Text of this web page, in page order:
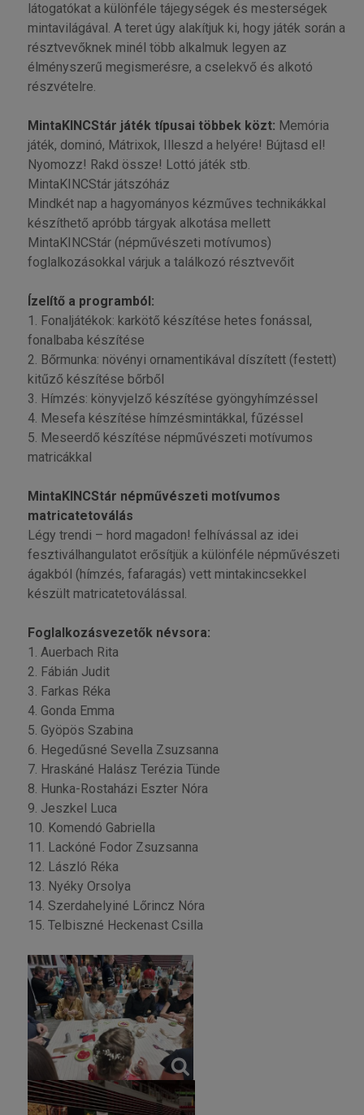
látogatókat a különféle tájegységek és mesterségek
mintavilágával. A teret úgy alakítjuk ki, hogy játék során a
résztvevőknek minél több alkalmuk legyen az
élményszerű megismerésre, a cselekvő és alkotó
részvételre.
MintaKINCStár játék típusai többek közt: Memória
játék, dominó, Mátrixok, Illeszd a helyére! Bújtasd el!
Nyomozz! Rakd össze! Lottó játék stb.
MintaKINCStár játszóház
Mindkét nap a hagyományos kézműves technikákkal
készíthető apróbb tárgyak alkotása mellett
MintaKINCStár (népművészeti motívumos)
foglalkozásokkal várjuk a találkozó résztvevőit
Ízelítő a programból:
1. Fonaljátékok: karkötő készítése hetes fonással,
fonalbaba készítése
2. Bőrmunka: növényi ornamentikával díszített (festett)
kitűző készítése bőrből
3. Hímzés: könyvjelző készítése gyöngyhímzéssel
4. Mesefa készítése hímzésmintákkal, fűzéssel
5. Meseerdő készítése népművészeti motívumos
matricákkal
MintaKINCStár népművészeti motívumos
matricatetoválás
Légy trendi – hord magadon! felhívással az idei
fesztiválhangulatot erősítjük a különféle népművészeti
ágakból (hímzés, fafaragás) vett mintakincsekkel
készült matricatetoválással.
Foglalkozásvezetők névsora:
1. Auerbach Rita
2. Fábián Judit
3. Farkas Réka
4. Gonda Emma
5. Gyöpös Szabina
6. Hegedűsné Sevella Zsuzsanna
7. Hraskáné Halász Terézia Tünde
8. Hunka-Rostaházi Eszter Nóra
9. Jeszkel Luca
10. Komendó Gabriella
11. Lackóné Fodor Zsuzsanna
12. László Réka
13. Nyéky Orsolya
14. Szerdahelyiné Lőrincz Nóra
15. Telbiszné Heckenast Csilla